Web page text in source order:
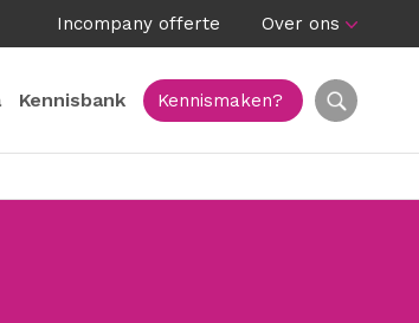
Incompany offerte Over ons
Kennisbank Kennismaken?